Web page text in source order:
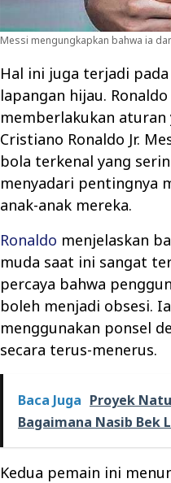
Messi mengungkapkan bahwa ia
Hal ini juga terjadi
lapangan hijau.
memberlakukan aturan
Cristiano Ronaldo Jr.
bola terkenal yang
menyadari pentingnya
anak-anak mereka.
Ronaldo menjelaskan
muda saat ini sangat
percaya bahwa
boleh menjadi obsesi.
menggunakan ponsel
secara terus-menerus.
Baca Juga Proyek
Bagaimana Nasib Bek
Kedua pemain ini